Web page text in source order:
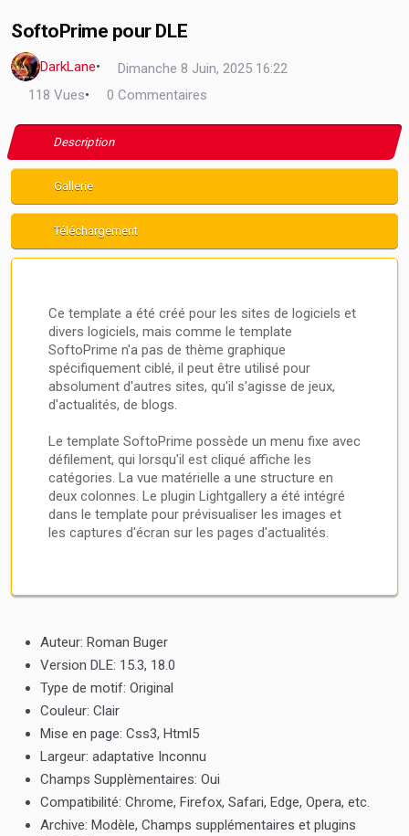
SoftoPrime pour DLE
DarkLane•
Dimanche 8 Juin, 2025 16:22
118 Vues• 0 Commentaires
Description
Gallerie
Téléchargement
Ce template a été créé pour les sites de logiciels et
divers logiciels, mais comme le template
SoftoPrime n'a pas de thème graphique
spécifiquement ciblé, il peut être utilisé pour
absolument d'autres sites, qu'il s'agisse de jeux,
d'actualités, de blogs.
Le template SoftoPrime possède un menu fixe avec
défilement, qui lorsqu'il est cliqué affiche les
catégories. La vue matérielle a une structure en
deux colonnes. Le plugin Lightgallery a été intégré
dans le template pour prévisualiser les images et
les captures d'écran sur les pages d'actualités.
Auteur: Roman Buger
Version DLE: 15.3, 18.0
Type de motif: Original
Couleur: Clair
Mise en page: Css3, Html5
Largeur: adaptative Inconnu
Champs Supplèmentaires: Oui
Compatibilité: Chrome, Firefox, Safari, Edge, Opera, etc.
Archive: Modèle, Champs supplémentaires et plugins